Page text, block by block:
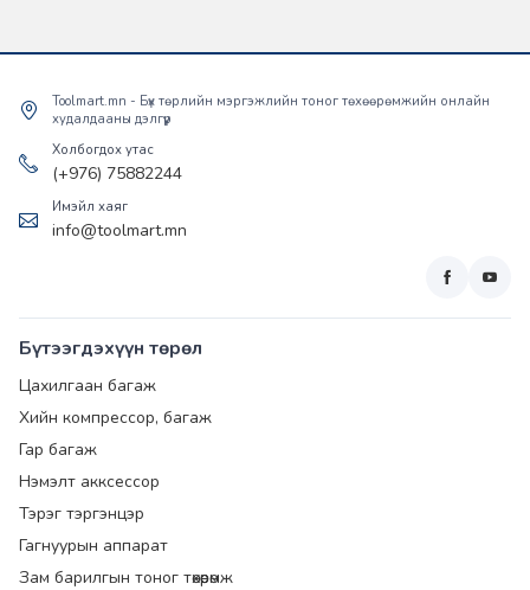
Toolmart.mn - Бүх төрлийн мэргэжлийн тоног төхөөрөмжийн онлайн
худалдааны дэлгүүр
Холбогдох утас
(+976) 75882244
Имэйл хаяг
info@toolmart.mn
Бүтээгдэхүүн төрөл
Цахилгаан багаж
Хийн компрессор, багаж
Гар багаж
Нэмэлт акксессор
Тэрэг тэргэнцэр
Гагнуурын аппарат
Зам барилгын тоног төхөөрөмж